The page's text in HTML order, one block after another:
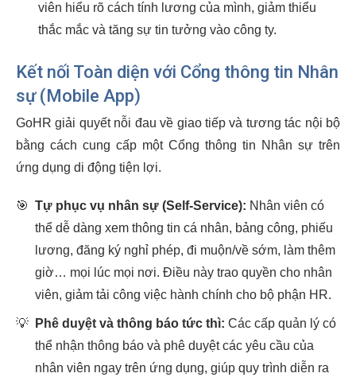
viên hiểu rõ cách tính lương của mình, giảm thiểu
thắc mắc và tăng sự tin tưởng vào công ty.
Kết nối Toàn diện với Cổng thông tin Nhân
sự (Mobile App)
GoHR giải quyết nỗi đau về giao tiếp và tương tác nội bộ
bằng cách cung cấp một Cổng thông tin Nhân sự trên
ứng dụng di động tiện lợi.
🎯 Tự phục vụ nhân sự (Self-Service): Nhân viên có
thể dễ dàng xem thông tin cá nhân, bảng công, phiếu
lương, đăng ký nghỉ phép, đi muộn/về sớm, làm thêm
giờ… mọi lúc mọi nơi. Điều này trao quyền cho nhân
viên, giảm tải công việc hành chính cho bộ phận HR.
💡 Phê duyệt và thông báo tức thì: Các cấp quản lý có
thể nhận thông báo và phê duyệt các yêu cầu của
nhân viên ngay trên ứng dụng, giúp quy trình diễn ra